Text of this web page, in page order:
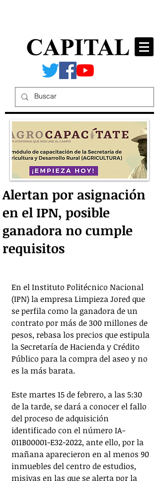
Alertan por asignación
en el IPN, posible
ganadora no cumple
requisitos
En el Instituto Politécnico Nacional
(IPN) la empresa Limpieza Jored que
se perfila como la ganadora de un
contrato por más de 300 millones de
pesos, rebasa los precios que estipula
la Secretaría de Hacienda y Crédito
Público para la compra del aseo y no
es la más barata.
Este martes 15 de febrero, a las 5:30
de la tarde, se dará a conocer el fallo
del proceso de adquisición
identificado con el número IA-
011B00001-E32-2022, ante ello, por la
mañana aparecieron en al menos 90
inmuebles del centro de estudios,
misivas en las que se alerta por la